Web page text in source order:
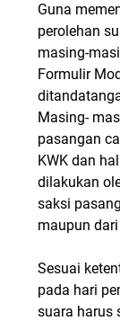
Guna
perolehan
masing-
Formulir
Masing-
pasangan
KWK dan
dilakukan
saksi
maupun
Sesuai
pada hari
suara harus